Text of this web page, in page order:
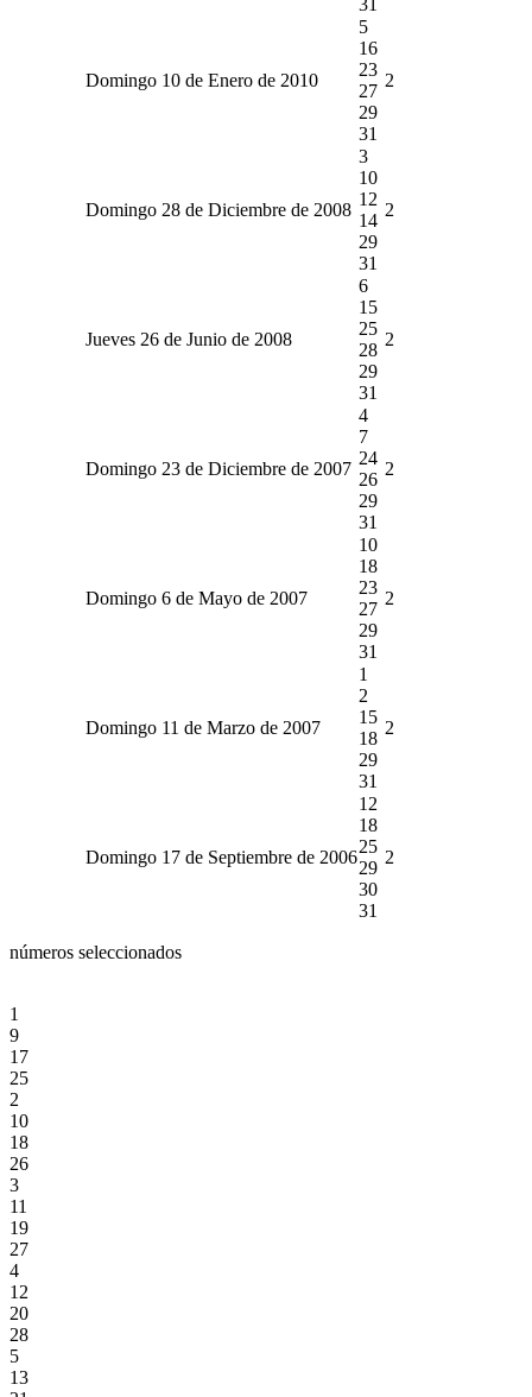
Domingo 10 de Enero de 2010
5
16
23
27
29
31
2
Domingo 28 de Diciembre de 2008
3
10
12
14
29
31
2
Jueves 26 de Junio de 2008
6
15
25
28
29
31
2
Domingo 23 de Diciembre de 2007
4
7
24
26
29
31
2
Domingo 6 de Mayo de 2007
10
18
23
27
29
31
2
Domingo 11 de Marzo de 2007
1
2
15
18
29
31
2
Domingo 17 de Septiembre de 2006
12
18
25
29
30
31
2
números seleccionados
1
9
17
25
2
10
18
26
3
11
19
27
4
12
20
28
5
13